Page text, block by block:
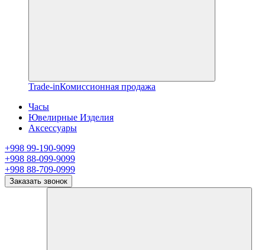
Trade-inКомиссионная продажа
Часы
Ювелирные Изделия
Аксессуары
+998 99-190-9099
+998 88-099-9099
+998 88-709-0999
Заказать звонок